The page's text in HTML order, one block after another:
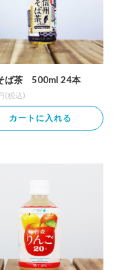
ば茶 500ml 24本
(税込)
カートに入れる